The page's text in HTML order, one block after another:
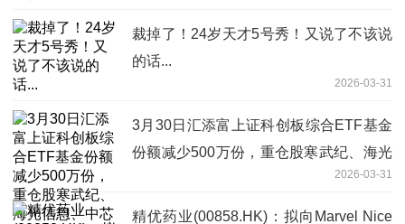
裁掉了！24岁天才5号秀！又说了不该说
的话...
2026-03-31
3月30日汇添富上证科创板综合ETF基金
份额减少500万份，重仓股寒武纪、海光
2026-03-31
精优药业(00858.HK)：拟向Marvel Nice